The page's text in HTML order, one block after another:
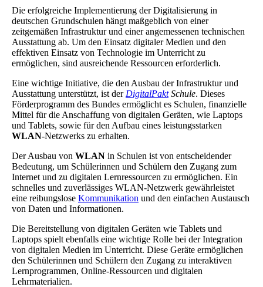
Die erfolgreiche Implementierung der Digitalisierung in
deutschen Grundschulen hängt maßgeblich von einer
zeitgemäßen Infrastruktur und einer angemessenen technischen
Ausstattung ab. Um den Einsatz digitaler Medien und den
effektiven Einsatz von Technologie im Unterricht zu
ermöglichen, sind ausreichende Ressourcen erforderlich.
Eine wichtige Initiative, die den Ausbau der Infrastruktur und
Ausstattung unterstützt, ist der DigitalPaktSchule. Dieses
Förderprogramm des Bundes ermöglicht es Schulen, finanzielle
Mittel für die Anschaffung von digitalen Geräten, wie Laptops
und Tablets, sowie für den Aufbau eines leistungsstarken
WLAN-Netzwerks zu erhalten.
Der Ausbau von WLAN in Schulen ist von entscheidender
Bedeutung, um Schülerinnen und Schülern den Zugang zum
Internet und zu digitalen Lernressourcen zu ermöglichen. Ein
schnelles und zuverlässiges WLAN-Netzwerk gewährleistet
eine reibungslose Kommunikation und den einfachen Austausch
von Daten und Informationen.
Die Bereitstellung von digitalen Geräten wie Tablets und
Laptops spielt ebenfalls eine wichtige Rolle bei der Integration
von digitalen Medien im Unterricht. Diese Geräte ermöglichen
den Schülerinnen und Schülern den Zugang zu interaktiven
Lernprogrammen, Online-Ressourcen und digitalen
Lehrmaterialien.